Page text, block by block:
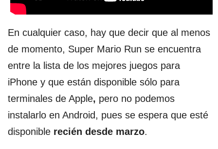
En cualquier caso, hay que decir que al menos
de momento, Super Mario Run se encuentra
entre la lista de los mejores juegos para
iPhone y que están disponible sólo para
terminales de Apple, pero no podemos
instalarlo en Android, pues se espera que esté
disponible recién desde marzo.